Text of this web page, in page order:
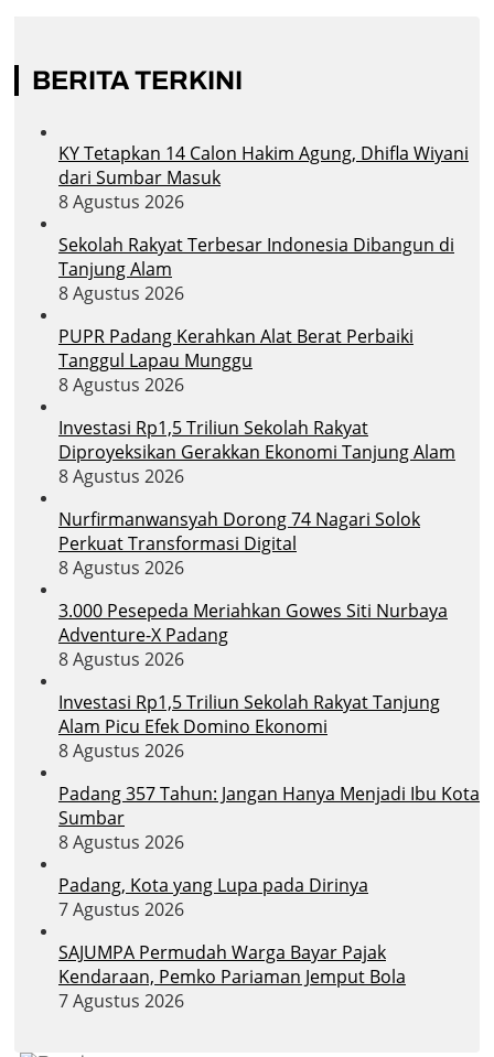
BERITA TERKINI
KY Tetapkan 14 Calon Hakim Agung, Dhifla Wiyani
dari Sumbar Masuk
8 Agustus 2026
Sekolah Rakyat Terbesar Indonesia Dibangun di
Tanjung Alam
8 Agustus 2026
PUPR Padang Kerahkan Alat Berat Perbaiki
Tanggul Lapau Munggu
8 Agustus 2026
Investasi Rp1,5 Triliun Sekolah Rakyat
Diproyeksikan Gerakkan Ekonomi Tanjung Alam
8 Agustus 2026
Nurfirmanwansyah Dorong 74 Nagari Solok
Perkuat Transformasi Digital
8 Agustus 2026
3.000 Pesepeda Meriahkan Gowes Siti Nurbaya
Adventure-X Padang
8 Agustus 2026
Investasi Rp1,5 Triliun Sekolah Rakyat Tanjung
Alam Picu Efek Domino Ekonomi
8 Agustus 2026
Padang 357 Tahun: Jangan Hanya Menjadi Ibu Kota
Sumbar
8 Agustus 2026
Padang, Kota yang Lupa pada Dirinya
7 Agustus 2026
SAJUMPA Permudah Warga Bayar Pajak
Kendaraan, Pemko Pariaman Jemput Bola
7 Agustus 2026